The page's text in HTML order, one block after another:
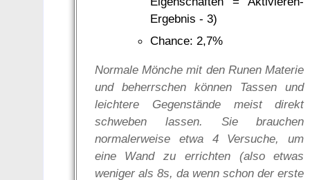
Ergebnis - 3)
Chance: 2,7%
Normale Mönche mit den Runen Materie
und beherrschen können Tassen und
leichtere Gegenstände meist direkt
schweben lassen. Sie brauchen
normalerweise etwa 4 Versuche, um
eine Wand zu errichten (also etwas
weniger als 8s, da wenn schon der erste